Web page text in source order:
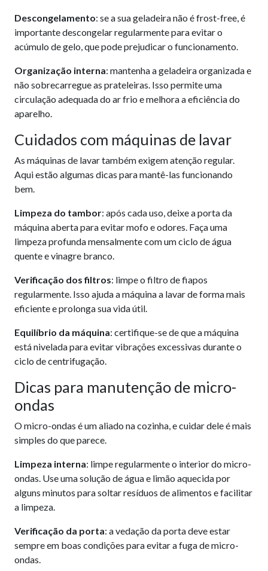
Descongelamento: se a sua geladeira não é frost-free, é
importante descongelar regularmente para evitar o
acúmulo de gelo, que pode prejudicar o funcionamento.
Organização interna: mantenha a geladeira organizada e
não sobrecarregue as prateleiras. Isso permite uma
circulação adequada do ar frio e melhora a eficiência do
aparelho.
Cuidados com máquinas de lavar
As máquinas de lavar também exigem atenção regular.
Aqui estão algumas dicas para mantê-las funcionando
bem.
Limpeza do tambor: após cada uso, deixe a porta da
máquina aberta para evitar mofo e odores. Faça uma
limpeza profunda mensalmente com um ciclo de água
quente e vinagre branco.
Verificação dos filtros: limpe o filtro de fiapos
regularmente. Isso ajuda a máquina a lavar de forma mais
eficiente e prolonga sua vida útil.
Equilíbrio da máquina: certifique-se de que a máquina
está nivelada para evitar vibrações excessivas durante o
ciclo de centrifugação.
Dicas para manutenção de micro-
ondas
O micro-ondas é um aliado na cozinha, e cuidar dele é mais
simples do que parece.
Limpeza interna: limpe regularmente o interior do micro-
ondas. Use uma solução de água e limão aquecida por
alguns minutos para soltar resíduos de alimentos e facilitar
a limpeza.
Verificação da porta: a vedação da porta deve estar
sempre em boas condições para evitar a fuga de micro-
ondas.